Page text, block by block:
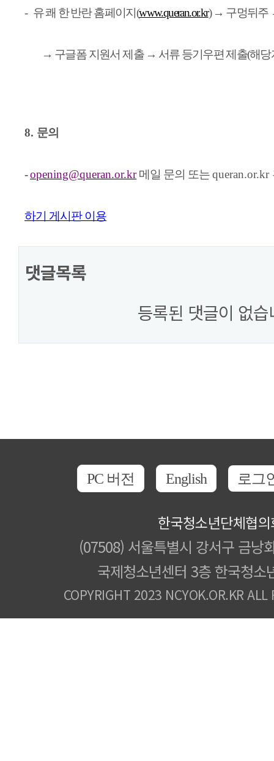
- 유쾌한반란 홈페이지 (www.queran.or.kr) → 구멍뒤주
→ 구글폼 지원서 제출 → 서류 등기우편 제출(해당
8. 문의
-opening@queran.or.kr 메일 문의 또는queran.or.kr
하기 게시판 이용
댓글목록
등록된 댓글이 없습
PC 버전 English 로그
한국청소년단체협
(07508) 서울특별시 강서구 금낭
국제청소년센터 3층 한국청소
COPYRIGHT 2023 NCYOK.OR.KR ALL